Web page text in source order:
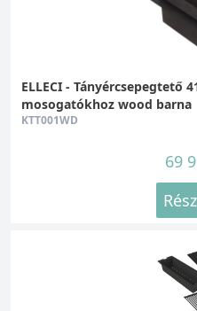
ELLECI - Tányércsepegtető
mosogatókhoz wood barna
KTT001WD
69